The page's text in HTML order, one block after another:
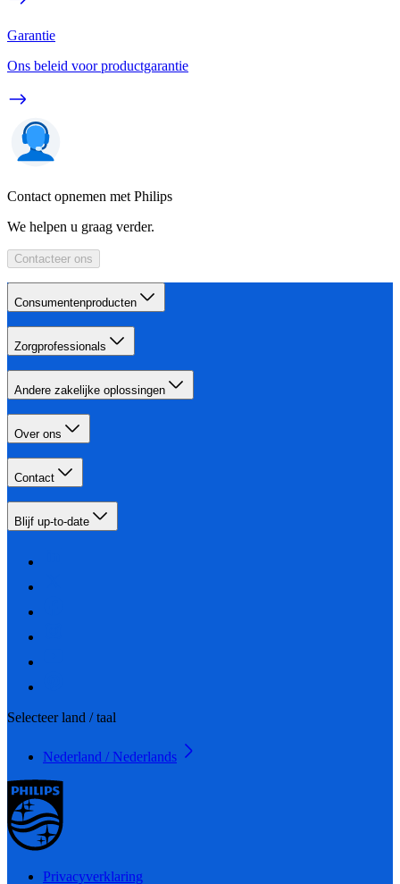
Garantie
Ons beleid voor productgarantie
Contact opnemen met Philips
We helpen u graag verder.
Contacteer ons
Consumentenproducten
Zorgprofessionals
Andere zakelijke oplossingen
Over ons
Contact
Blijf up-to-date
Selecteer land / taal
Nederland / Nederlands
Privacyverklaring